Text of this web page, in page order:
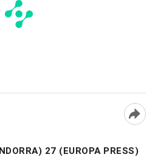
27 (EUROPA PRESS)